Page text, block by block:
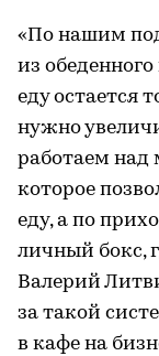
«По нашим
из
еду остается
нужно
работаем
которое
еду, а по
личный бокс,
Валерий
за такой
в кафе на